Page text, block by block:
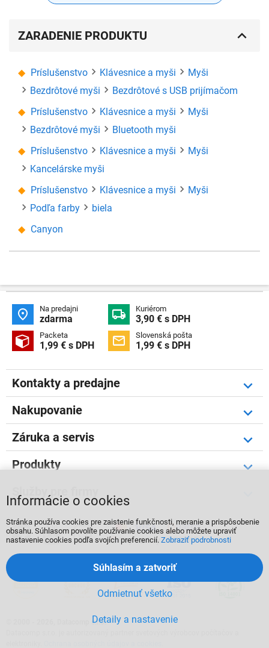
ZARADENIE PRODUKTU
Príslušenstvo Klávesnice a myši
Myši
Bezdrôtové myši
Bezdrôtové s USB prijímačom
Príslušenstvo
Klávesnice a myši
Myši
Bezdrôtové myši
Bluetooth myši
Príslušenstvo
Klávesnice a myši
Myši
Kancelárske myši
Príslušenstvo
Klávesnice a myši
Myši
Podľa farby
biela
Canyon
 Na predajni
zdarma  Kuriérom
3,90 € s DPH
 Packeta
1,99 € s DPH  Slovenská pošta
1,99 € s DPH
Kontakty a predajne
Nakupovanie
Záruka a servis
Produkty
Služby pre firmy
  
2000 - 2026, Datacomp s.r.o.
Informácie o cookies
Stránka používa cookies pre zaistenie funkčnosti, meranie a prispôsobenie
obsahu. Súhlasom povolíte používanie cookies alebo môžete upraviť
nastavenie cookies podľa svojích preferencií. Zobraziť podrobnosti
Detaily a nastavenie
Odmietnuť všetko
Súhlasím a zatvoriť